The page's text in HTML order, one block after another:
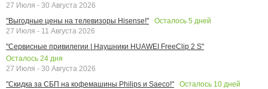
27 Июля - 30 Августа 2026
"Выгодные цены на телевизоры Hisense!"
Осталось 5 дней
27 Июля - 11 Августа 2026
"Сервисные привилегии | Наушники HUAWEI FreeClip 2 S"
Осталось 24 дня
27 Июля - 30 Августа 2026
"Скидка за СБП на кофемашины Philips и Saeco!"
Осталось 10 дней